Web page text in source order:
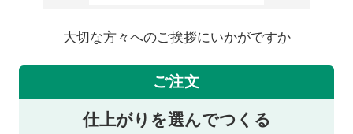
大切な方々へのご挨拶にいかがですか
ご注文
仕上がりを選んでつくる